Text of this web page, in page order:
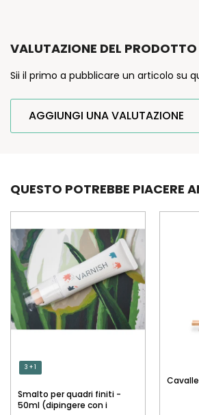
VALUTAZIONE DEL PRODOTTO
Sii il primo a pubblicare un articolo su
AGGIUNGI UNA VALUTAZIONE
QUESTO POTREBBE PIACERE
3 + 1
Smalto per quadri finiti -
50ml (dipingere con i